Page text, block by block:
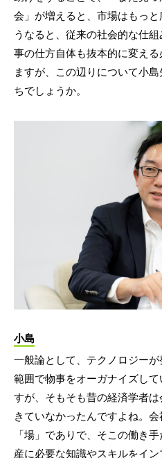
会」が増えると、市場はもっ
うなると、従来の社会的な仕
事の仕方自体も抜本的に変え
ますが、この辺りについて小
ちでしょうか。
小島
一般論として、テクノロジー
範囲で物事をオーガナイズし
すが、そもそも昔の経済学者
きていなかったんですよね。
「場」でありで、そこの働き
産に必要な知識やスキルをイ